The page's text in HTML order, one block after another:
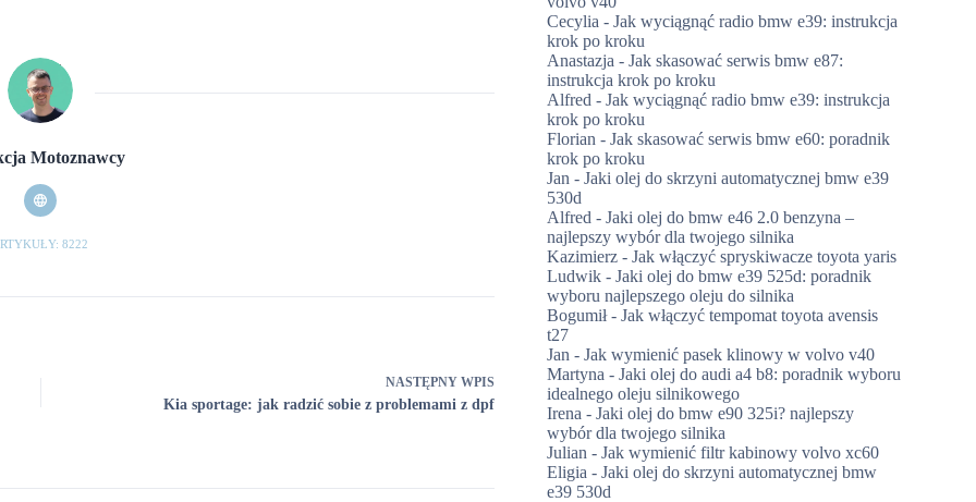
Motoznawcy
8222
NASTĘPNY WPIS
Kia sportage: jak radzić sobie z problemami z dpf
Cecylia -Jak wyciągnąć radio bmw e39: instrukcja
krok po kroku
Anastazja -Jak skasować serwis bmw e87:
instrukcja krok po kroku
Alfred -Jak wyciągnąć radio bmw e39: instrukcja
krok po kroku
Florian -Jak skasować serwis bmw e60: poradnik
krok po kroku
Jan -Jaki olej do skrzyni automatycznej bmw e39
530d
Alfred -Jaki olej do bmw e46 2.0 benzyna –
najlepszy wybór dla twojego silnika
Kazimierz -Jak włączyć spryskiwacze toyota yaris
Ludwik -Jaki olej do bmw e39 525d: poradnik
wyboru najlepszego oleju do silnika
Bogumił-Jak włączyć tempomat toyota avensis
t27
Jan -Jak wymienić pasek klinowy w volvo v40
Martyna -Jaki olej do audi a4 b8: poradnik wyboru
idealnego oleju silnikowego
Irena -Jaki olej do bmw e90 325i? najlepszy
wybór dla twojego silnika
Julian -Jak wymienić filtr kabinowy volvo xc60
Eligia -Jaki olej do skrzyni automatycznej bmw
e39 530d